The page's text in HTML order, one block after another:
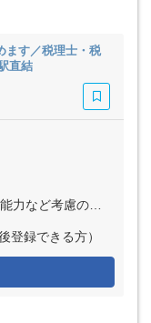
ます／税理士・税
直結
円～30万8100円）を含む ※超過分は別途全額支給
登録できる方）